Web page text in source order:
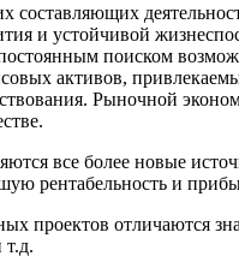
и устойчивой
постоянным поиском
активов,
Рыночной
все более новые
рентабельность и
отличаются